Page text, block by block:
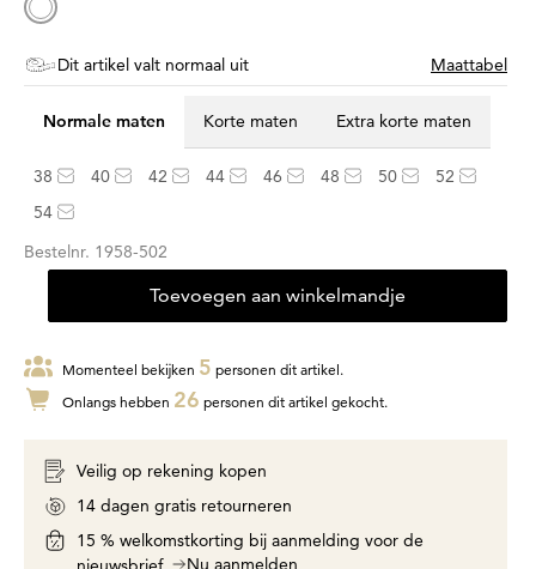
Dit artikel valt normaal uit Maattabel
Normale maten Korte maten Extra korte maten
38 40 42 44 46 48 50
52
54
Bestelnr. 1958-502
Toevoegen aan winkelmandje
Momenteel bekijken 5 personen dit artikel.
Onlangs hebben 26 personen dit artikel gekocht.
Veilig op rekening kopen
14 dagen gratis retourneren
15 % welkomstkorting bij aanmelding voor de
Nu aanmelden